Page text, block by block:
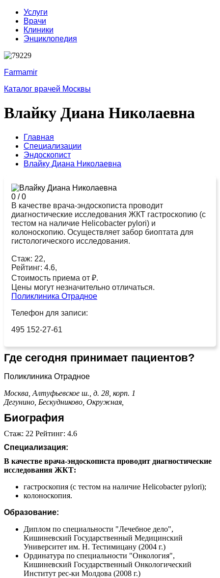
Услуги
Врачи
Клиники
Энциклопедия
Farmamir
Каталог врачей Москвы
Влайку Диана Николаевна
Главная
Специализации
Эндоскопист
Влайку Диана Николаевна
0 /0
В качестве врача-эндоскописта проводит
диагностические исследования ЖКТ гастроскопию (с
тестом на наличие Helicobacter pylori) и
колоноскопию. Осуществляет забор биоптата для
гистологического исследования.
Стаж: 22,
Рейтинг: 4.6,
Стоимость приема от ₽.
Цены могут незначительно отличаться.
Поликлиника Отрадное
Телефон для записи:
495 152-27-61
Где сегодня принимает пациентов?
Поликлиника Отрадное
Москва, Алтуфьевское ш., д. 28, корп. 1
Дегунино, Бескудниково, Окружная,
Биография
Стаж: 22 Рейтинг: 4.6
Специализация:
В качестве врача-эндоскописта проводит диагностические
исследования ЖКТ:
гастроскопия (с тестом на наличие Helicobacter pylori);
колоноскопия.
Образование:
Диплом по специальности "Лечебное дело",
Кишиневский Государственный Медицинский
Университет им. Н. Тестимицану (2004 г.)
Ординатура по специальности "Онкология",
Кишиневский Государственный Онкологический
Институт рес-ки Молдова (2008 г.)